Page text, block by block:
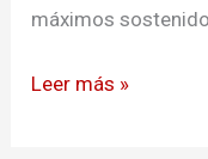
máximos
Leer más »